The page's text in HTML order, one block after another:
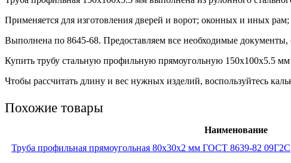
Применяется для изготовления дверей и ворот; оконных и иных
Выполнена по 8645-68. Предоставляем все необходимые документы,
Купить трубу стальную профильную прямоугольную 150х100х5.5 мм
Чтобы рассчитать длину и вес нужных изделий, воспользуйтесь
Похожие товары
Наименование
Труба профильная прямоугольная 80x30x2 мм ГОСТ 8639-82 09Г2С